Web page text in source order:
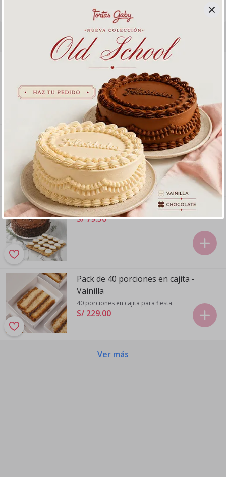
encaneladitos, 2 cajitas de orejitas de hojaldre.
Productos relacionados
Pack de 40 porciones en cajita -
40 porciones en cajita para fiesta
S/ 229.00
Pack Fiesta Mediano - Chocolate
Pack para 12 personas aprox
S/ 145.00
Dúo de Favoritos
S/ 79.50
Pack de 40 porciones en cajita -
Vainilla
40 porciones en cajita para fiesta
S/ 229.00
Ver más